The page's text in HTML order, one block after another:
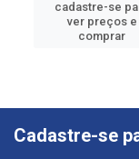
cadastre-se
ver preços e
comprar
Cadastre-se